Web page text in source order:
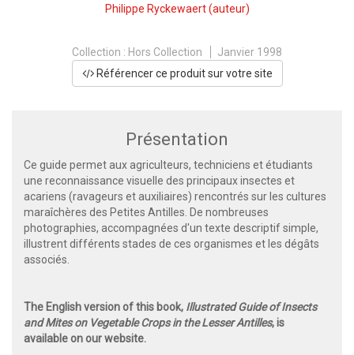
Philippe Ryckewaert(auteur)
Collection : Hors Collection
Janvier 1998
Référencer ce produit sur votre site
Présentation
Ce guide permet aux agriculteurs, techniciens et étudiants
une reconnaissance visuelle des principaux insectes et
acariens (ravageurs et auxiliaires) rencontrés sur les cultures
maraîchères des Petites Antilles. De nombreuses
photographies, accompagnées d'un texte descriptif simple,
illustrent différents stades de ces organismes et les dégâts
associés.
The English version of this book, Illustrated Guide of Insects
and Mites on Vegetable Crops in the Lesser Antilles, is
available on our website.